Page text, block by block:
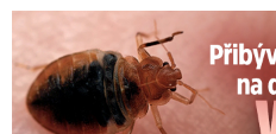
Panika na dovolené: Vnuka